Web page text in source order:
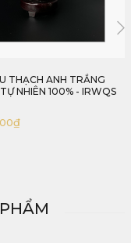
THẠCH ANH TRẮNG TỰ
- IRWQS 240313